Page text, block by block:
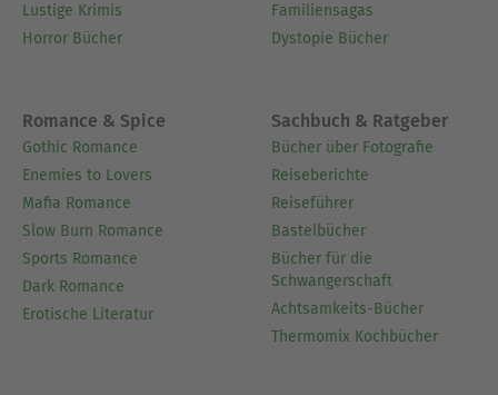
Lustige Krimis
Horror Bücher
Familiensagas
Dystopie Bücher
Romance & Spice
Gothic Romance
Enemies to Lovers
Mafia Romance
Slow Burn Romance
Sports Romance
Dark Romance
Erotische Literatur
Sachbuch & Ratgeber
Bücher über Fotografie
Reiseberichte
Reiseführer
Bastelbücher
Bücher für die
Schwangerschaft
Achtsamkeits-Bücher
Thermomix Kochbücher